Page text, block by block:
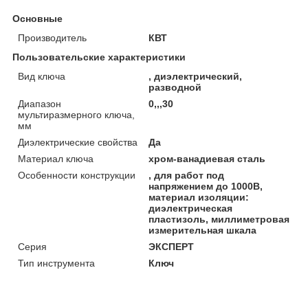
Основные
Производитель
КВТ
Пользовательские характеристики
Вид ключа
, диэлектрический,
разводной
Диапазон
мультиразмерного ключа,
мм
0,,,30
Диэлектрические свойства
Да
Материал ключа
хром-ванадиевая сталь
Особенности конструкции
, для работ под
напряжением до 1000В,
материал изоляции:
диэлектрическая
пластизоль, миллиметровая
измерительная шкала
Серия
ЭКСПЕРТ
Тип инструмента
Ключ